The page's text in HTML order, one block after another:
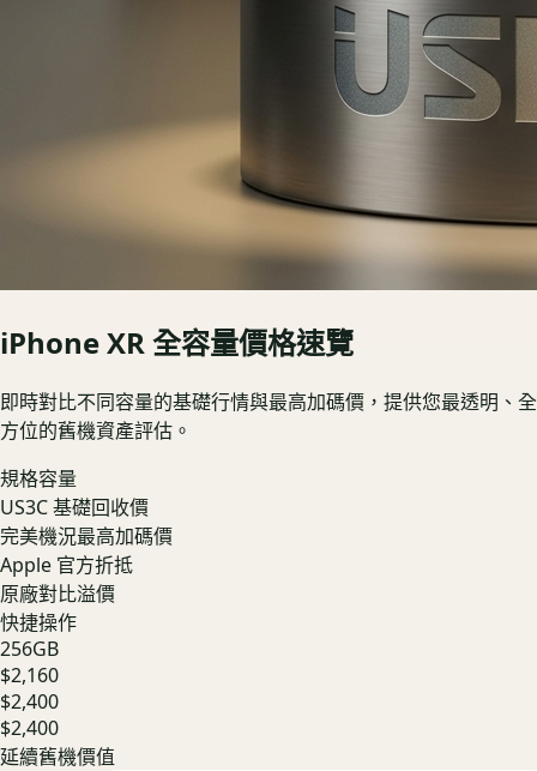
iPhone XR全容量價格速覽
即時對比不同容量的基礎行情與最高加碼價，提供您最透明、全
方位的舊機資產評估。
規格容量
US3C 基礎回收價
完美機況最高加碼價
Apple 官方折抵
原廠對比溢價
快捷操作
256GB
$2,160
$2,400
$2,400
延續舊機價值